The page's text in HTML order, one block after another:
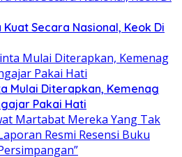
Secara Nasional, Keok Di
Mulai Diterapkan, Kemenag
Pakai Hati